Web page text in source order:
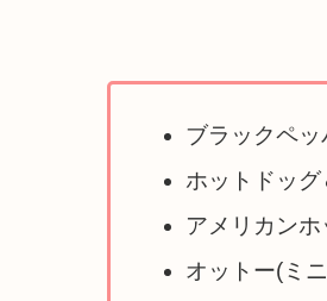
ブラックペ
ホットドッ
アメリカン
オットー(ミ